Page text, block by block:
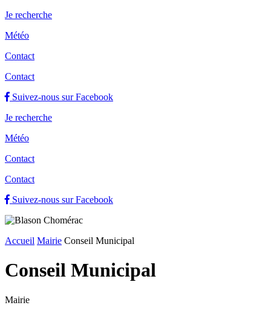
Je recherche
Météo
Contact
Contact
Suivez-nous sur Facebook
Je recherche
Météo
Contact
Contact
Suivez-nous sur Facebook
Accueil Mairie Conseil Municipal
Conseil Municipal
Mairie